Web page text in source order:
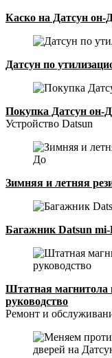
Каско на Датсун он-
Датсун по
Покупка Датсун он-
Устройство Datsun
Зимняя и летняя
Багажник Datsun
Штатная магнитола
руководство
Ремонт и